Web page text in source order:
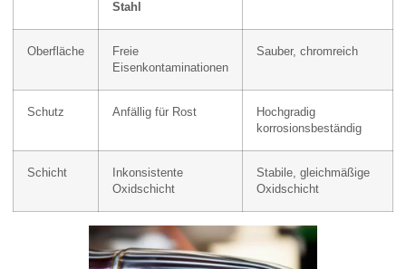
Stahl
Oberfläche
Freie
Eisenkontaminationen
Sauber, chromreich
Schutz Anfällig für Rost
Hochgradig
korrosionsbeständig
Schicht
Inkonsistente
Oxidschicht
Stabile, gleichmäßige
Oxidschicht